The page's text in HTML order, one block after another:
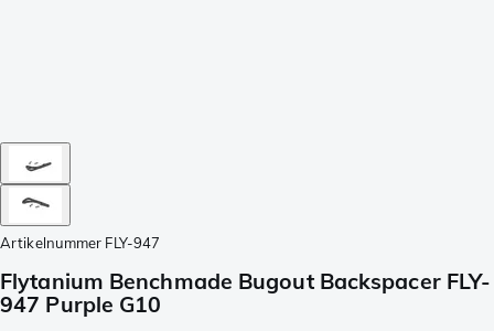
Artikelnummer FLY-947
Flytanium Benchmade Bugout Backspacer FLY-
947 Purple G10